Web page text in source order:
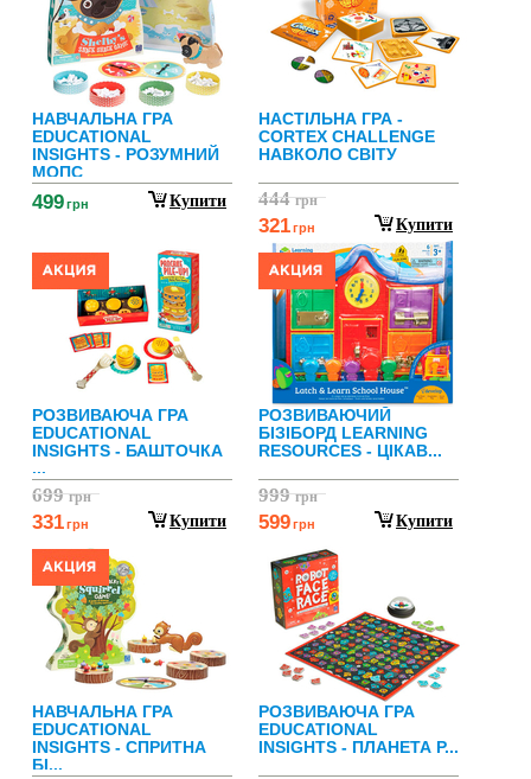
НАВЧАЛЬНА ГРА
EDUCATIONAL
INSIGHTS - РОЗУМНИЙ
МОПС
499грн Купити
НАСТІЛЬНА ГРА -
CORTEX CHALLENGE
НАВКОЛО СВІТУ
444грн
321грн Купити
РОЗВИВАЮЧА ГРА
EDUCATIONAL
INSIGHTS - БАШТОЧКА
...
699грн
331грн Купити
РОЗВИВАЮЧИЙ
БІЗІБОРД LEARNING
RESOURCES - ЦІКАВ...
999грн
599грн Купити
НАВЧАЛЬНА ГРА
EDUCATIONAL
INSIGHTS - СПРИТНА
БІ...
РОЗВИВАЮЧА ГРА
EDUCATIONAL
INSIGHTS - ПЛАНЕТА Р...